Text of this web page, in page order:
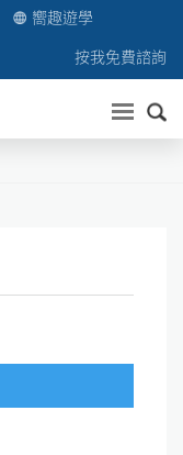
嚮趣遊學
按我免費諮詢
送出